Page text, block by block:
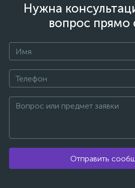
Нужна
вопрос прямо
Отправить